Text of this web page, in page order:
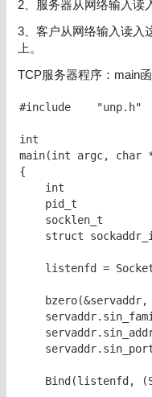
2、服务器从网络输入读
3、客户从网络输入读入
上。
TCP服务器程序：main
#include    "unp.h"
int
main(int argc, char
{
int
pid_t
socklen_t
struct
listenfd =
bzero(&servaddr,
servaddr.sin_port
Bind(listenfd,